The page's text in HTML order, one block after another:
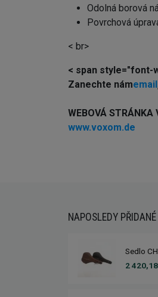
Odolná borová
Povrchová
< br>
< span style="font-
Zanechte námemail
WEBOVÁ STRÁNKA
www.voxom.de
NAPOSLEDY
Sedlo
2